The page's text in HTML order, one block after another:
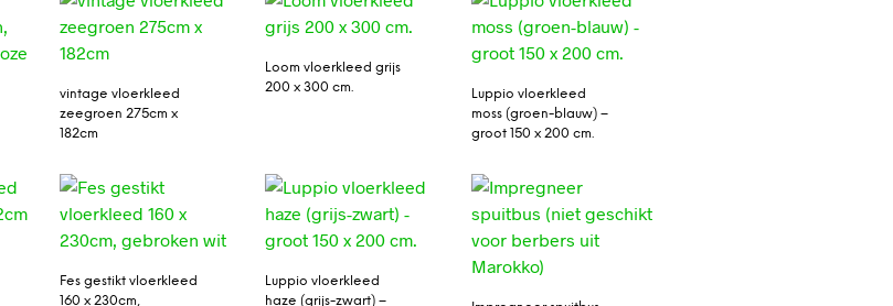
vintage vloerkleed
zeegroen 275cm x
182cm
Loom vloerkleed grijs
200 x 300 cm.
Luppio vloerkleed
moss (groen-blauw) –
groot 150 x 200 cm.
Fes gestikt vloerkleed
160 x 230cm,
Luppio vloerkleed
haze (grijs-zwart) –